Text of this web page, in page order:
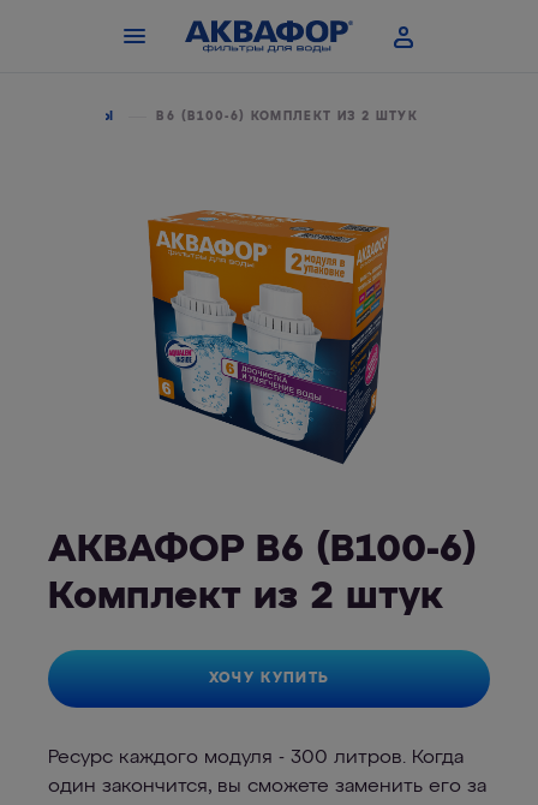
КУВШИНЫ В6 (В100-6) КОМПЛЕКТ ИЗ 2 ШТУК
АКВАФОР В6 (В100-6)
Комплект из 2 штук
ХОЧУ КУПИТЬ
Ресурс каждого модуля - 300 литров. Когда
один закончится, вы сможете заменить его за